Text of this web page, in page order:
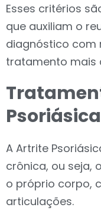
Esses critérios
que auxiliam o
diagnóstico com
tratamento mais
Psoriásica
A Artrite
crônica, ou seja,
o próprio corpo,
articulações.